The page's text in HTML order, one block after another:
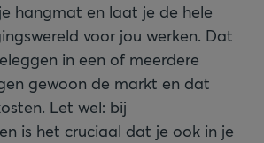
hangmat en laat je de hele
voor jou werken. Dat
in een of meerdere
gewoon de markt en dat
Let wel: bij
is het cruciaal dat je ook in je